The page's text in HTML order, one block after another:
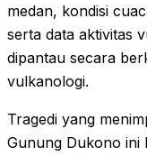
medan, kondisi
serta data aktivitas
dipantau secara
vulkanologi.
Tragedi yang
Gunung Dukono ini